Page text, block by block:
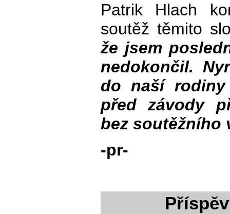
Patrik Hlach
soutěž těmito
že jsem
nedokončil.
do naší
před závody
bez soutěžního
-pr-